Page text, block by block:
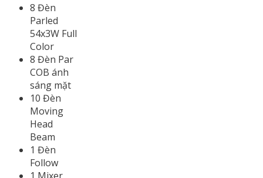
8 Đèn
Parled
54x3W Full
Color
8 Đèn Par
COB ánh
sáng mặt
10 Đèn
Moving
Head
Beam
1 Đèn
Follow